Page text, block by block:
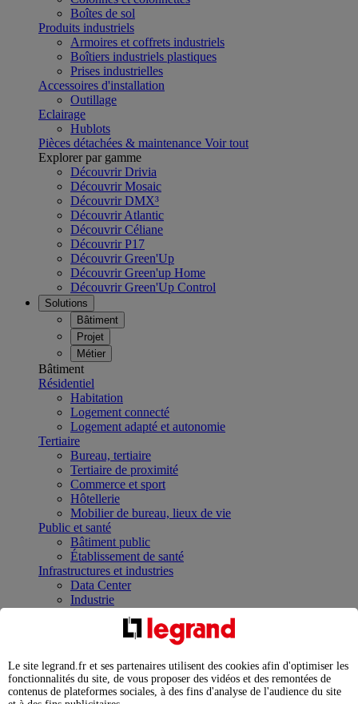
Boîtes de sol
Produits industriels
Armoires et coffrets industriels
Boîtiers industriels plastiques
Prises industrielles
Accessoires d'installation
Outillage
Eclairage
Hublots
Pièces détachées & maintenance Voir tout
Explorer par gamme
Découvrir Drivia
Découvrir Mosaic
Découvrir DMX³
Découvrir Atlantic
Découvrir Céliane
Découvrir P17
Découvrir Green'Up
Découvrir Green'up Home
Découvrir Green'Up Control
Solutions
Bâtiment
Projet
Métier
Bâtiment
Résidentiel
Habitation
Logement connecté
Logement adapté et autonomie
Tertiaire
Bureau, tertiaire
Tertiaire de proximité
Commerce et sport
Hôtellerie
Mobilier de bureau, lieux de vie
Public et santé
Bâtiment public
Établissement de santé
Infrastructures et industries
Data Center
Industrie
Infrastructures
Contrôler et planifier le fonctionnement des appareils
Répartir et optimiser son tableau électrique
Legrand Data Center Solutions : concentrer les
expertises au service de vos performances
Le site legrand.fr et ses partenaires utilisent des cookies afin d'optimiser les
fonctionnalités du site, de vous proposer des vidéos et des remontées de
contenus de plateformes sociales, à des fins d'analyse de l'audience du site